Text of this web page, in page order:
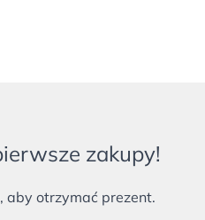
zakupy!
aby otrzymać prezent.